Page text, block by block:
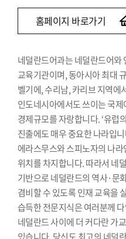
홈페이지 바로가기
네덜란드어과는 네덜란드어와
교육기관이며, 동아시아 최대
벨기에, 수리남, 카리브 지역
인도네시아에서도 쓰이는 국
경제규모를 자랑합니다. ‘유럽
진출에도 매우 중요한 나라입
에라스무스와 스피노자의 나
위치를 차지합니다. 따라서 네
기반으로 네덜란드의 역사·문
겸비할 수 있도록 인재 교육을
습득한 전문지식은 여러분께
네덜란드 사이에 더 커다란 가